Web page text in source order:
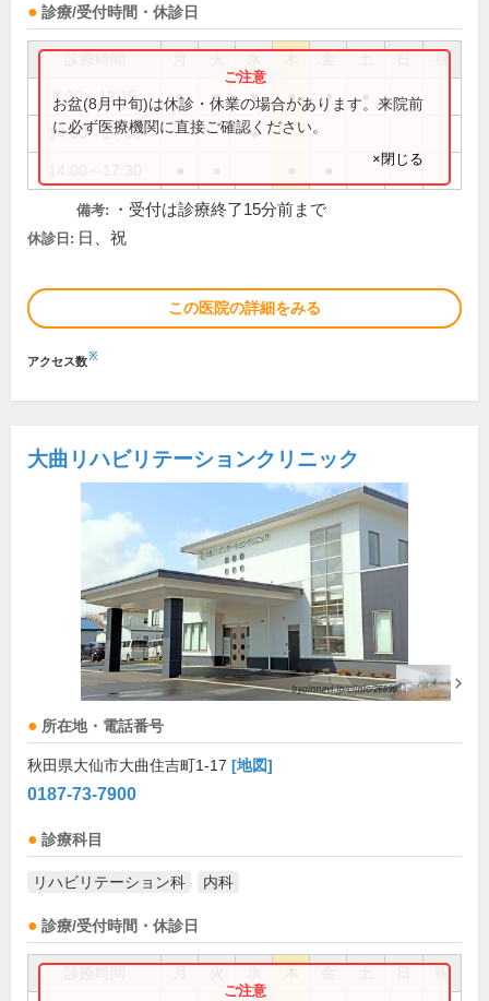
診療/受付時間・休診日
祝
8:30～12:15 ● ● ● ● ●
14:00～17:00 ●
お盆(8月中旬)は休診・休業の場合があります。来院前
に必ず医療機関に直接ご確認ください。
×閉じる
備考: ・受付は診療終了15分前まで
休診日: 日、祝
この医院の詳細をみる
アクセス数※
大曲リハビリテーションクリニック
所在地・電話番号
秋田県大仙市大曲住吉町1-17 [地図]
0187-73-7900
診療科目
リハビリテーション科 内科
診療/受付時間・休診日
祝